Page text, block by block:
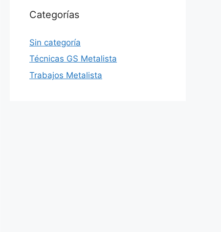
Categorías
Sin categoría
Técnicas GS Metalista
Trabajos Metalista